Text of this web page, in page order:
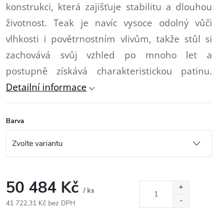
konstrukci, která zajišťuje stabilitu a dlouhou
životnost. Teak je navíc vysoce odolný vůči
vlhkosti i povětrnostním vlivům, takže stůl si
zachovává svůj vzhled po mnoho let a
postupně získává charakteristickou patinu.
Detailní informace
Barva
50 484 Kč / ks
41 722,31 Kč bez DPH